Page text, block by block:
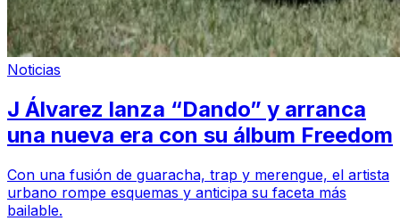
Noticias
J Álvarez lanza “Dando” y arranca
una nueva era con su álbum Freedom
Con una fusión de guaracha, trap y merengue, el artista
urbano rompe esquemas y anticipa su faceta más
bailable.